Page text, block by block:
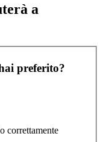
a
preferito?
correttamente